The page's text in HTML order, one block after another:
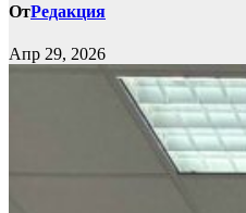
ОтРедакция
Апр 29, 2026